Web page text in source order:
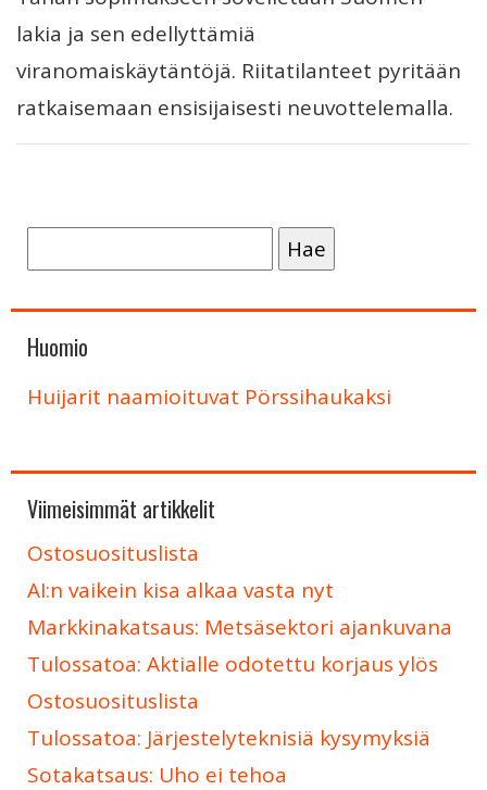
lakia ja sen edellyttämiä
viranomaiskäytäntöjä. Riitatilanteet pyritään
ratkaisemaan ensisijaisesti neuvottelemalla.
Huomio
Huijarit naamioituvat Pörssihaukaksi
Viimeisimmät artikkelit
Ostosuosituslista
AI:n vaikein kisa alkaa vasta nyt
Markkinakatsaus: Metsäsektori ajankuvana
Tulossatoa: Aktialle odotettu korjaus ylös
Ostosuosituslista
Tulossatoa: Järjestelyteknisiä kysymyksiä
Sotakatsaus: Uho ei tehoa